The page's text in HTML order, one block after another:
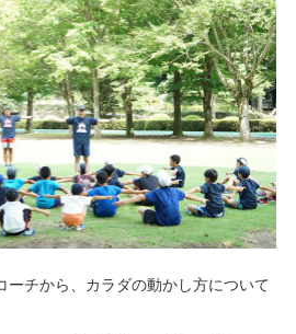
ーチから、カラダの動かし方について